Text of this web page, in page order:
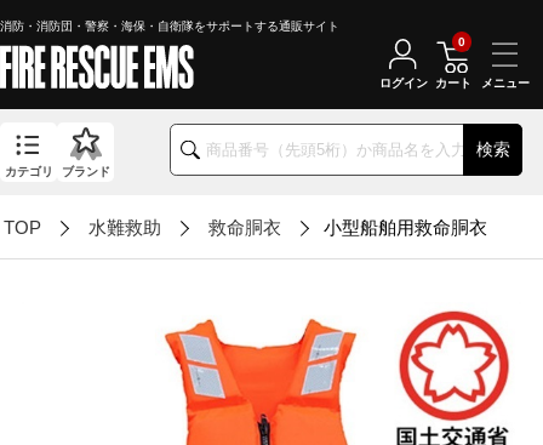
消防・消防団・警察・海保・自衛隊をサポートする通販サイト
検索
カテゴリ ブランド
ログイン カート
0
TOP 水難救助 救命胴衣 小型船舶用救命胴衣 【股